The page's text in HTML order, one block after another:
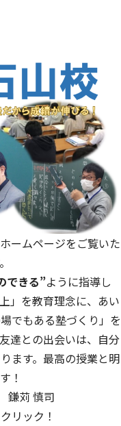
ームページをご覧いた
できる”ように指導し
」を教育理念に、あい
でもある塾づくり」を
達との出会いは、自分
ます。最高の授業と明
！
鎌苅 慎司
らをクリック！